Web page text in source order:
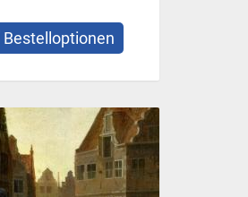
Bestelloptionen